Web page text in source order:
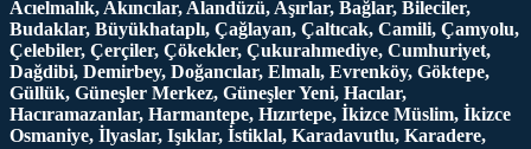
Acıelmalık, Akıncılar, Alandüzü, Aşırlar, Bağlar, Bileciler,
Budaklar, Büyükhataplı, Çağlayan, Çaltıcak, Camili, Çamyolu,
Çelebiler, Çerçiler, Çökekler, Çukurahmediye, Cumhuriyet,
Dağdibi, Demirbey, Doğancılar, Elmalı, Evrenköy, Göktepe,
Güllük, Güneşler Merkez, Güneşler Yeni, Hacılar,
Hacıramazanlar, Harmantepe, Hızırtepe, İkizce Müslim, İkizce
Osmaniye, İlyaslar, Işıklar, İstiklal, Karadavutlu, Karadere,